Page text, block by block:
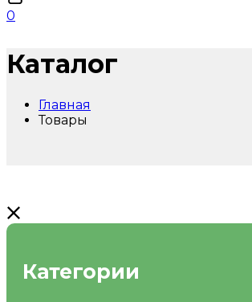
0
Каталог
Главная
Товары
Категории